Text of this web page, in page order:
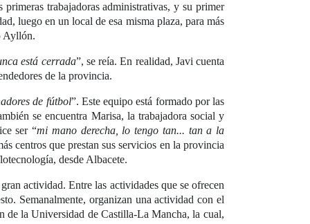
trabajadoras administrativas, y su primer
luego en un local de esa misma plaza, para más
Ayllón.
está cerrada”, se reía. En realidad, Javi cuenta
de la provincia.
de fútbol”. Este equipo está formado por las
se encuentra Marisa, la trabajadora social y
ser “mi mano derecha, lo tengo tan... tan a la
centros que prestan sus servicios en la provincia
desde Albacete.
actividad. Entre las actividades que se ofrecen
Semanalmente, organizan una actividad con el
de la Universidad de Castilla-La Mancha, la cual,